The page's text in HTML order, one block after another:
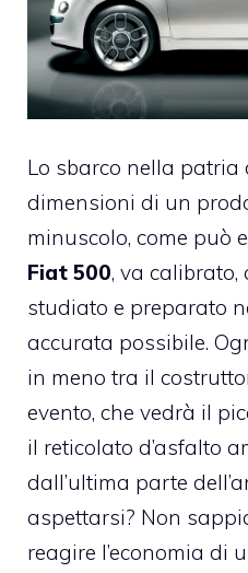
Lo sbarco nella patria
dimensioni di un
minuscolo, come può
Fiat 500, va calibrato,
studiato e preparato
accurata possibile.
in meno tra il
evento, che vedrà il
il reticolato d’asfalto
dall’ultima parte
aspettarsi? Non
reagire l’economia di